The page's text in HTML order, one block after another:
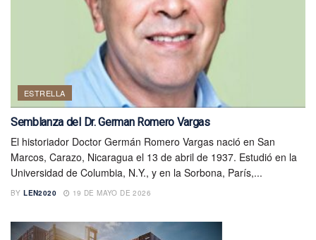
ESTRELLA
Semblanza del Dr. German Romero Vargas
El historiador Doctor Germán Romero Vargas nació en San
Marcos, Carazo, Nicaragua el 13 de abril de 1937. Estudió en la
Universidad de Columbia, N.Y., y en la Sorbona, París,...
BY LEN2020 19 DE MAYO DE 2026